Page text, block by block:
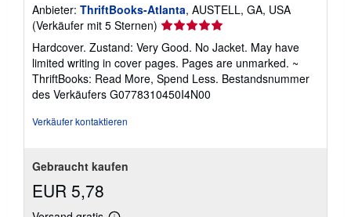
Anbieter: ThriftBooks-Atlanta, AUSTELL, GA, USA
(Verkäufer mit 5 Sternen) Verkäuferbewertung
5
von
5
Sternen
Hardcover. Zustand: Very Good. No Jacket. May have
limited writing in cover pages. Pages are unmarked. ~
ThriftBooks: Read More, Spend Less. Bestandsnummer
des Verkäufers G0778310450I4N00
Verkäufer kontaktieren
Gebraucht kaufen
EUR 5,78